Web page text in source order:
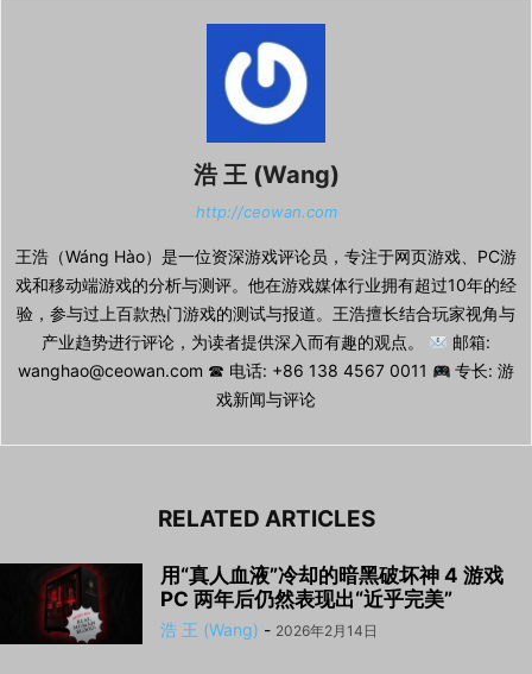
浩 王 (Wang)
http://ceowan.com
王浩（Wáng Hào）是一位资深游戏评论员，专注于网页游戏、PC游
戏和移动端游戏的分析与测评。他在游戏媒体行业拥有超过10年的经
验，参与过上百款热门游戏的测试与报道。王浩擅长结合玩家视角与
产业趋势进行评论，为读者提供深入而有趣的观点。
邮箱:
wanghao@ceowan.com ☎ 电话: +86 138 4567 0011
专长: 游
戏新闻与评论
RELATED ARTICLES
用“真人血液”冷却的暗黑破坏神 4 游戏
PC 两年后仍然表现出“近乎完美”
浩 王 (Wang) - 2026年2月14日